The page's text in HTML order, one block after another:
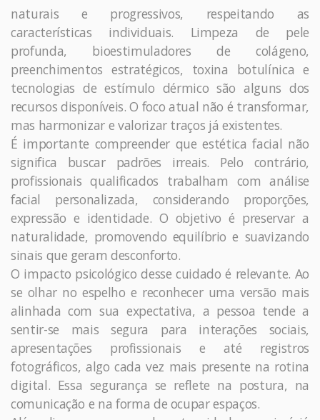
naturais e progressivos, respeitando as
características individuais. Limpeza de pele
profunda, bioestimuladores de colágeno,
preenchimentos estratégicos, toxina botulínica e
tecnologias de estímulo dérmico são alguns dos
recursos disponíveis. O foco atual não é transformar,
mas harmonizar e valorizar traços já existentes.
É importante compreender que estética facial não
significa buscar padrões irreais. Pelo contrário,
profissionais qualificados trabalham com análise
facial personalizada, considerando proporções,
expressão e identidade. O objetivo é preservar a
naturalidade, promovendo equilíbrio e suavizando
sinais que geram desconforto.
O impacto psicológico desse cuidado é relevante. Ao
se olhar no espelho e reconhecer uma versão mais
alinhada com sua expectativa, a pessoa tende a
sentir-se mais segura para interações sociais,
apresentações profissionais e até registros
fotográficos, algo cada vez mais presente na rotina
digital. Essa segurança se reflete na postura, na
comunicação e na forma de ocupar espaços.